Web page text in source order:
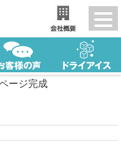
ージ完成